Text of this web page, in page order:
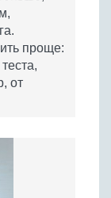
проще:
от